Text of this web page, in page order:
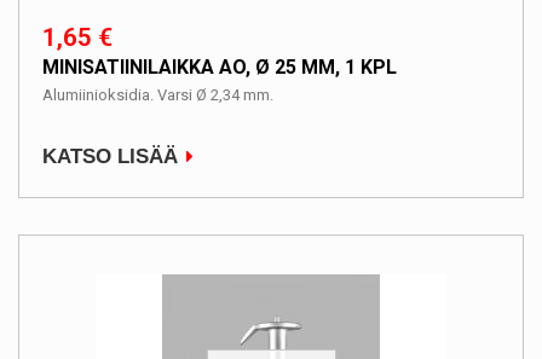
1,65 €
MINISATIINILAIKKA AO, Ø 25 MM, 1 KPL
Alumiinioksidia. Varsi Ø 2,34 mm.
KATSO LISÄÄ